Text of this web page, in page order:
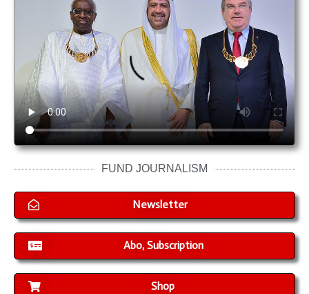
FUND JOURNALISM
Newsletter
Abo, Subscription
Shop